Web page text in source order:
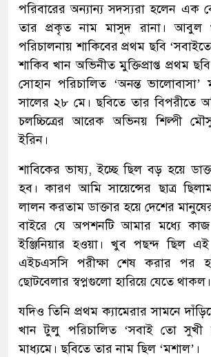
পরিবারের অন্যান্য সদস্যরা হলেন
তার প্রকৃত নাম মাসুদ রানা। আবুল
পরিচালনায় শাকিবের প্রথম ছবি
শাকিব খান অভিনীত মুক্তিপ্রাপ্ত প্রথম
সোহান পরিচালিত ‘অনন্ত
সালের ২৮ মে। ছবিতে তার বিপরীতে
চলচ্চিত্রের আরেক অভিনয় শিল্পী
ইরিন।
শাবিকের ভাষ্য, ইচ্ছে ছিল বড় হয়ে
হব। কারণ আমি সায়েন্সের ছাত্র
লালন করতাম ডাক্তার হয়ে দেশের
বাইরে যে অপশনটি আমার মধ্যে
ইঞ্জিনিয়ার হওয়া। খুব পছন্দ ছিল এই
এইচএসসি পরীক্ষা শেষ করার পর
ছোটবেলার স্বপ্নগুলো হারিয়ে যেতে থাকল।
যদিও তিনি প্রথম ক্যামেরার সামনে
খান টুলু পরিচালিত ‘সবাই তো সুখী
মাধ্যমে। ছবিতে তার নাম ছিল ‘মশাল’।